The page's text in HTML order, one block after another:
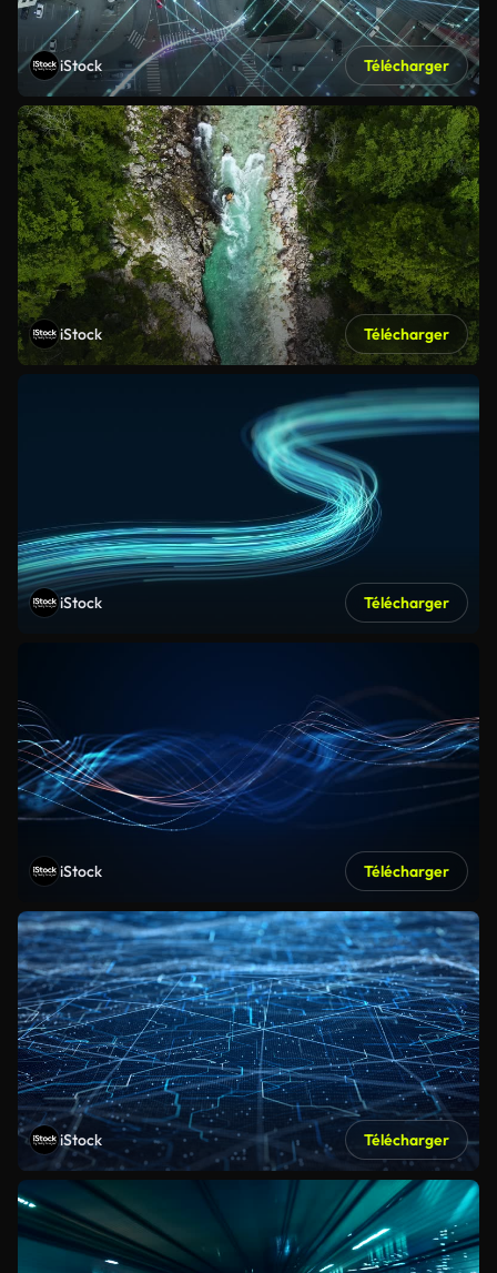
iStock Télécharger
iStock Télécharger
iStock Télécharger
iStock Télécharger
iStock Télécharger